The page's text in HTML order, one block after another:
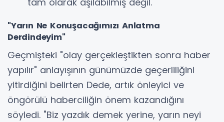
​"Yarın Ne Konuşacağımızı Anlatma
Derdindeyim"
​Geçmişteki "olay gerçekleştikten sonra haber
yapılır" anlayışının günümüzde geçerliliğini
yitirdiğini belirten Dede, artık önleyici ve
öngörülü haberciliğin önem kazandığını
söyledi. "Biz yazdık demek yerine, yarın neyi